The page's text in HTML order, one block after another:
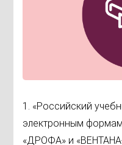
1. «Российский
электронным
«ДРОФА» и